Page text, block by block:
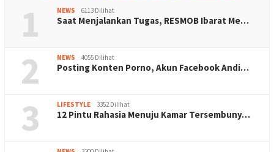
1 NEWS 6113 Dilihat
Saat Menjalankan Tugas, RESMOB Ibarat Me…
2 NEWS 4055 Dilihat
Posting Konten Porno, Akun Facebook Andi…
3 LIFESTYLE 3352 Dilihat
12 Pintu Rahasia Menuju Kamar Tersembuny…